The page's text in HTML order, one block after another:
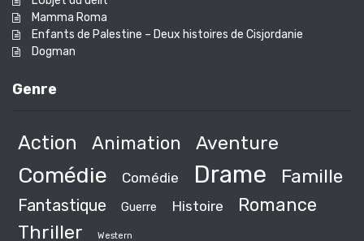
Mamma Roma
Enfants de Palestine – Deux histoires de Cisjordanie
Dogman
Genre
Action Animation Aventure
Comédie Comédie Drame Famille
Fantastique Guerre Histoire Romance
Thriller Western